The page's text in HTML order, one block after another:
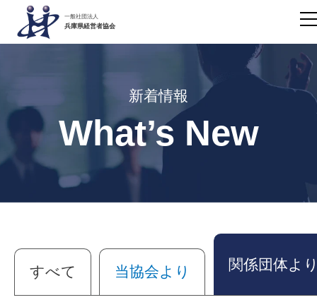
一般社団法人
兵庫県経営者協会
新着情報
What’s New
すべて 当協会より 関係団体よ